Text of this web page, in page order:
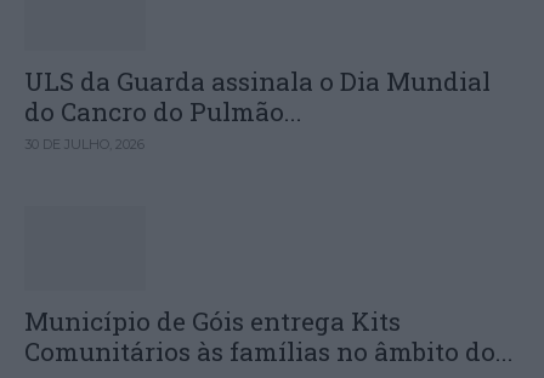
ULS da Guarda assinala o Dia Mundial
do Cancro do Pulmão...
30 DE JULHO, 2026
Município de Góis entrega Kits
Comunitários às famílias no âmbito do...